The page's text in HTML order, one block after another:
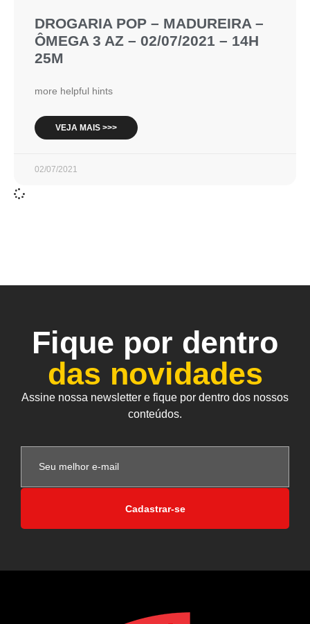
DROGARIA POP – MADUREIRA –
ÔMEGA 3 AZ – 02/07/2021 – 14H
25M
more helpful hints
VEJA MAIS >>>
02/07/2021
Fique por dentro
das novidades
Assine nossa newsletter e fique por dentro dos nossos
conteúdos.
Cadastrar-se